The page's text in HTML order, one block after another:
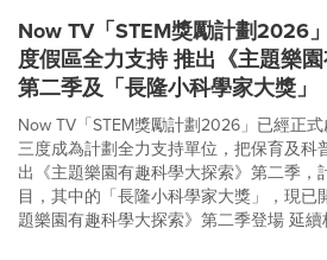
Now TV「STEM獎勵計劃2026
度假區全力支持 推出《主題樂園
第二季及「長隆小科學家大獎」
Now TV「STEM獎勵計劃2026」已經正
三度成為計劃全力支持單位，把保育及科
出《主題樂園有趣科學大探索》第二季，
目，其中的「長隆小科學家大獎」，現已
題樂園有趣科學大探索》第二季登場 延續